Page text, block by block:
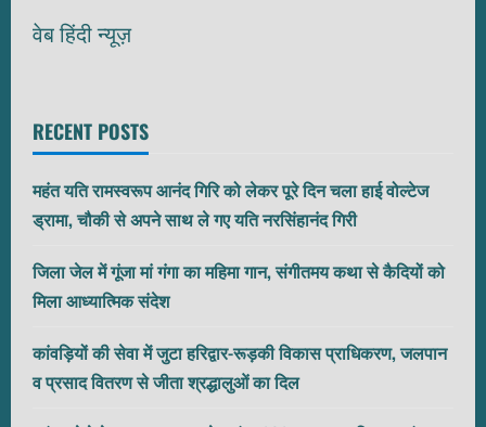
वेब हिंदी न्यूज़
RECENT POSTS
महंत यति रामस्वरूप आनंद गिरि को लेकर पूरे दिन चला हाई वोल्टेज
ड्रामा, चौकी से अपने साथ ले गए यति नरसिंहानंद गिरी
जिला जेल में गूंजा मां गंगा का महिमा गान, संगीतमय कथा से कैदियों को
मिला आध्यात्मिक संदेश
कांवड़ियों की सेवा में जुटा हरिद्वार-रूड़की विकास प्राधिकरण, जलपान
व प्रसाद वितरण से जीता श्रद्धालुओं का दिल